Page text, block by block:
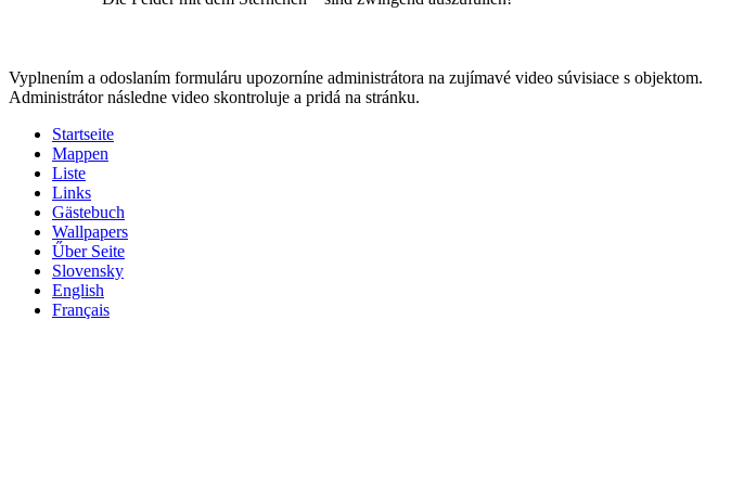
Vyplnením a odoslaním formuláru upozorníne administrátora na zujímavé video súvisiace s objektom.
Administrátor následne video skontroluje a pridá na stránku.
Startseite
Mappen
Liste
Links
Gästebuch
Wallpapers
Űber Seite
Slovensky
English
Français